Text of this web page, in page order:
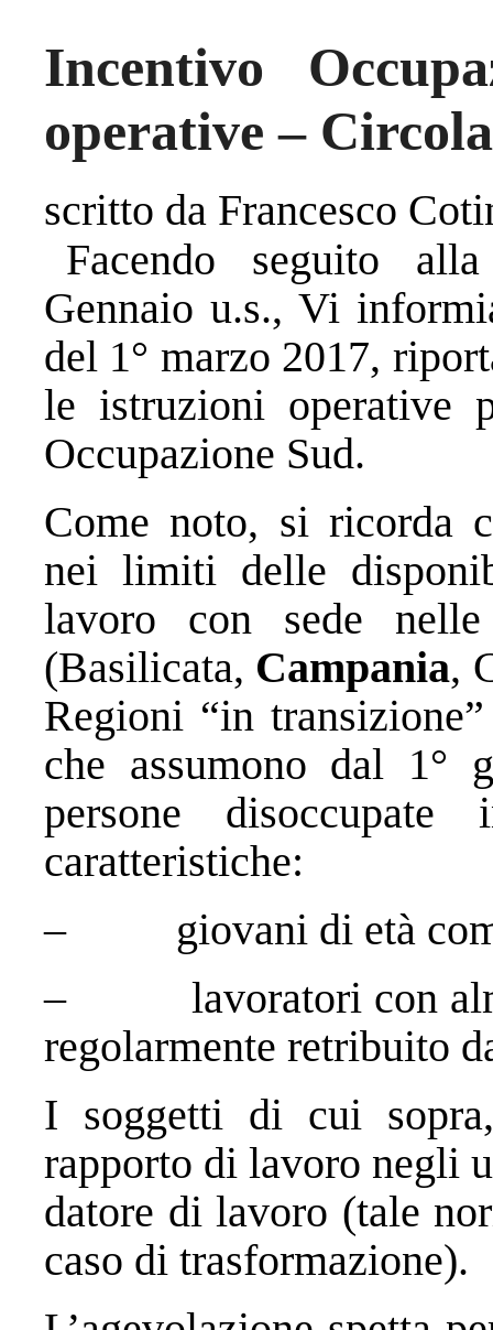
Incentivo
operative –
scritto da Francesco
Facendo seguito
Gennaio u.s., Vi
del 1° marzo 2017,
le istruzioni operative
Occupazione Sud.
Come noto, si ricorda
nei limiti delle
lavoro con sede
(Basilicata, Campania,
Regioni “in
che assumono dal 1°
persone
caratteristiche:
– giovani di età
– lavoratori con
regolarmente retribuito
I soggetti di cui
rapporto di lavoro negli
datore di lavoro (tale
caso di trasformazione).